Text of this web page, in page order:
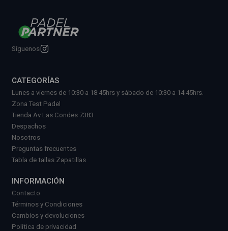
Síguenos
CATEGORÍAS
Lunes a viernes de 10:30 a 18:45hrs y sábado de 10:30 a 14:45hrs.
Zona Test Padel
Tienda Av Las Condes 7383
Despachos
Nosotros
Preguntas frecuentes
Tabla de tallas Zapatillas
INFORMACIÓN
Contacto
Términos y Condiciones
Cambios y devoluciones
Política de privacidad